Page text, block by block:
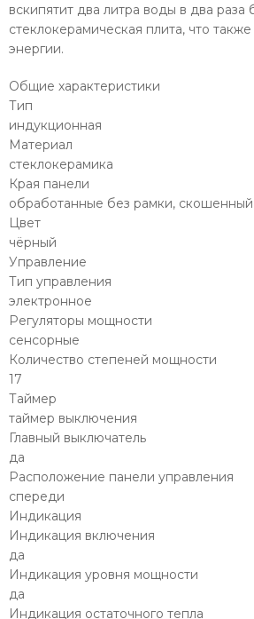
вскипятит два литра воды в два раза
стеклокерамическая плита, что
энергии.
Общие характеристики
Тип
индукционная
Материал
стеклокерамика
Края панели
обработанные без рамки,
Цвет
чёрный
Управление
Тип управления
электронное
Регуляторы мощности
сенсорные
Количество степеней мощности
17
Таймер
таймер выключения
Главный выключатель
да
Расположение панели управления
спереди
Индикация
Индикация включения
да
Индикация уровня мощности
да
Индикация остаточного тепла